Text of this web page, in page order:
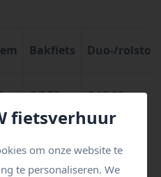
Bakfiets Duo-/
€ 7,50 € 10,00
fietsverhuur
om onze website te
te personaliseren. We